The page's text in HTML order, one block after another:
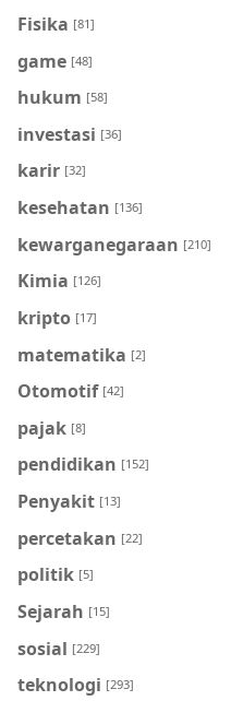
Fisika [81]
game [48]
hukum [58]
investasi [36]
karir [32]
kesehatan [136]
kewarganegaraan [210]
Kimia [126]
kripto [17]
matematika [2]
Otomotif [42]
pajak [8]
pendidikan [152]
Penyakit [13]
percetakan [22]
politik [5]
Sejarah [15]
sosial [229]
teknologi [293]